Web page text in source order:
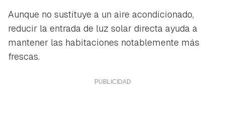
Aunque no sustituye a un aire acondicionado,
reducir la entrada de luz solar directa ayuda a
mantener las habitaciones notablemente más
frescas.